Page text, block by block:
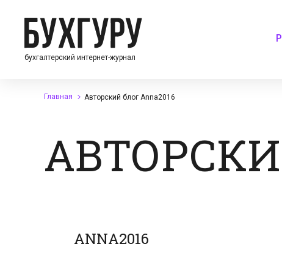
бухгалтерский интернет-журнал
Главная Авторский блог Anna2016
ANNA2016